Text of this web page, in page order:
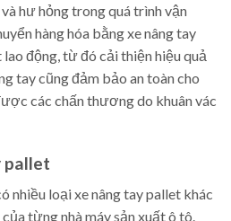
hư hỏng trong quá trình vận
hàng hóa bằng xe nâng tay
động, từ đó cải thiện hiệu quả
tay cũng đảm bảo an toàn cho
các chấn thương do khuân vác
pallet
nhiều loại xe nâng tay pallet khác
từng nhà máy sản xuất ô tô.